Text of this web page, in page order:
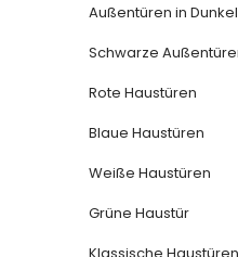
Außentüren in
Schwarze
Rote Haustüren
Blaue Haustüren
Weiße Haustüren
Grüne Haustür